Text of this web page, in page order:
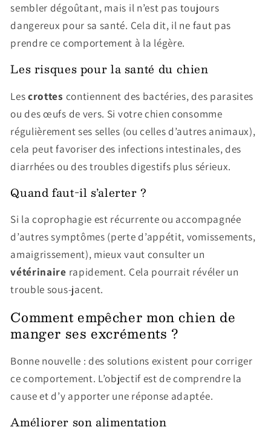
sembler dégoûtant, mais il n’est pas toujours
dangereux pour sa santé. Cela dit, il ne faut pas
prendre ce comportement à la légère.
Les risques pour la santé du chien
Lescrottes contiennent des bactéries, des parasites
ou des œufs de vers. Si votre chien consomme
régulièrement ses selles (ou celles d’autres animaux),
cela peut favoriser des infections intestinales, des
diarrhées ou des troubles digestifs plus sérieux.
Quand faut-il s’alerter ?
Si la coprophagie est récurrente ou accompagnée
d’autres symptômes (perte d’appétit, vomissements,
amaigrissement), mieux vaut consulter un
vétérinaire rapidement. Cela pourrait révéler un
trouble sous-jacent.
Comment empêcher mon chien de
manger ses excréments ?
Bonne nouvelle : des solutions existent pourcorriger
ce comportement. L’objectif est de comprendre la
cause et d’y apporter une réponse adaptée.
Améliorer son alimentation